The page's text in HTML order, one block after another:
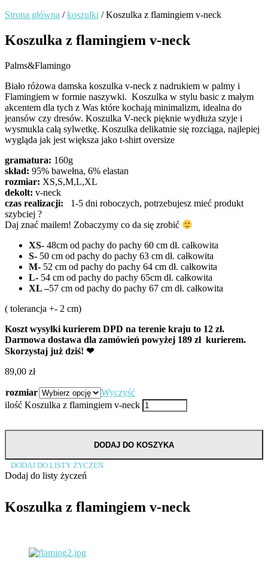
Strona główna /koszulki / Koszulka z flamingiem v-neck
Koszulka z flamingiem v-neck
Palms&Flamingo
Biało różowa damska koszulka v-neck z nadrukiem w palmy i
Flamingiem w formie naszywki. Koszulka w stylu basic z małym
akcentem dla tych z Was które kochają minimalizm, idealna do
jeansów czy dresów. Koszulka V-neck pięknie wydłuża szyje i
wysmukla całą sylwetkę. Koszulka delikatnie się rozciąga, najlepiej
wygląda jak jest większa jako t-shirt oversize
gramatura: 160g
skład: 95% bawełna, 6% elastan
rozmiar: XS,S,M,L,XL
dekolt: v-neck
czas realizacji:
1-5 dni roboczych, potrzebujesz mieć produkt
szybciej ?
Daj znać mailem! Zobaczymy co da się zrobić
XS- 48cm od pachy do pachy 60 cm dł. całkowita
S- 50 cm od pachy do pachy 63 cm dł. całkowita
M- 52 cm od pachy do pachy 64 cm dł. całkowita
L- 54 cm od pachy do pachy 65cm dł. całkowita
XL –57 cm od pachy do pachy 67 cm dł. całkowita
( tolerancja +- 2 cm)
Koszt wysyłki kurierem DPD na terenie kraju to 12 zł.
Darmowa dostawa dla zamówień powyżej 189 zł kurierem.
Skorzystaj już dziś! ❤
89,00 zł
rozmiar
Wyczyść
ilość Koszulka z flamingiem v-neck
DODAJ DO KOSZYKA
DODAJ DO LISTY ŻYCZEŃ
Dodaj do listy życzeń
Koszulka z flamingiem v-neck